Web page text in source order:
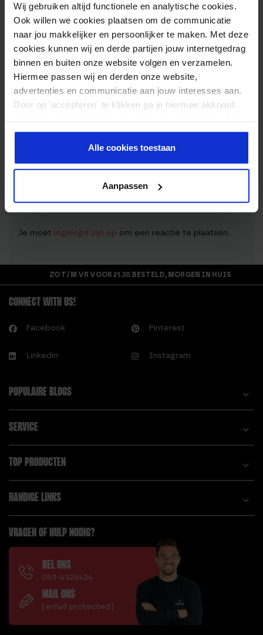
Wij gebruiken altijd functionele en analytische cookies.
Ook willen we cookies plaatsen om de communicatie
naar jou makkelijker en persoonlijker te maken. Met deze
cookies kunnen wij en derde partijen jouw internetgedrag
binnen en buiten onze website volgen en verzamelen.
Hiermee passen wij en derden onze website,
advertenties en communicatie aan jouw interesses aan.
Door op 'accepteren' te klikken ga je hiermee akkoord.
er meer over in onsprivacy beleid.
Alle cookies toestaan
Aanpassen
Bereiding
Voedingswaarden
INGREDIËNTEN
250gr frambozen
sap van 1/2 citroen
3 eetlepels chiazaad
REAGEREN
Je moet ingelogd zijn op om een reactie te plaatsen.
ZO T/M VR VOOR 21.30 BESTELD, MORGEN IN HUIS
CONNECT WITH US!
Facebook Pinterest
Linkedin Instagram
POPULAIRE BLOGS
SERVICE
TOP PRODUCTEN
HANDIGE LINKS
VRAGEN OF HULP NODIG?
BEL ONS
053-4328424
MAIL ONS
[email protected]